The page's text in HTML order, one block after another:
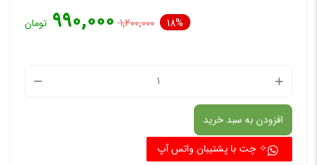
18% ۱,۲۰۰,۰۰۰ ۹۹۰,۰۰۰ تومان
افزودن به سبد خرید
✧ چت با پشتیبان واتس آپ